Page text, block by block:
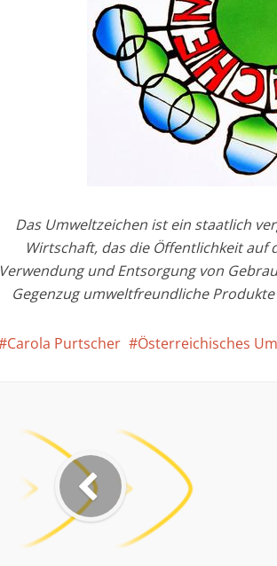
Das Umweltzeichen ist ein staatlich
Wirtschaft, das die Öffentlichkeit
Verwendung und Entsorgung von
Gegenzug umweltfreundliche
Carola Purtscher Österreichisches